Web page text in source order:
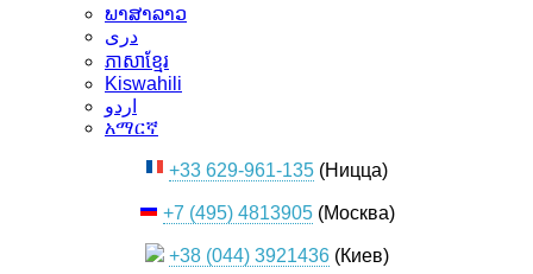
ພາສາລາວ
دری
ភាសាខ្មែរ
Kiswahili
اردو
አማርኛ
+33 629-961-135 (Ницца)
+7 (495) 4813905(Москва)
+38 (044) 3921436(Киев)